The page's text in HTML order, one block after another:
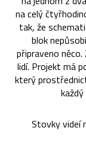
na celý
tak, že
blok
připraveno
lidí. Projekt má
který
Stovky videí